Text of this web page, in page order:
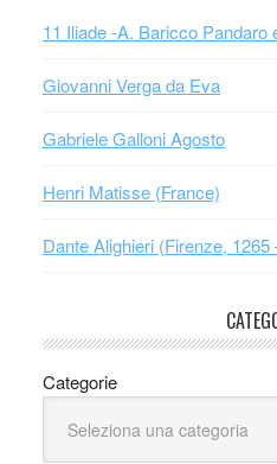
11 Iliade -A. Baricco Pandaro
Giovanni Verga da Eva
Gabriele Galloni Agosto
Henri Matisse (France)
Dante Alighieri (Firenze,
Categorie